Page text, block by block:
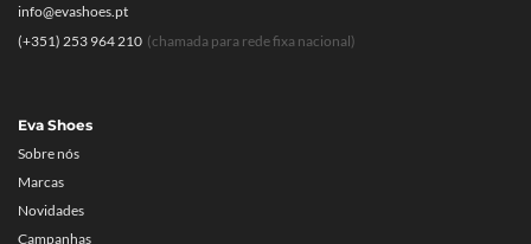
Eva Shoes
Sobre nós
Marcas
Novidades
Campanhas
info@evashoes.pt
(+351) 253 964 210 (chamada para rede fixa nacional)